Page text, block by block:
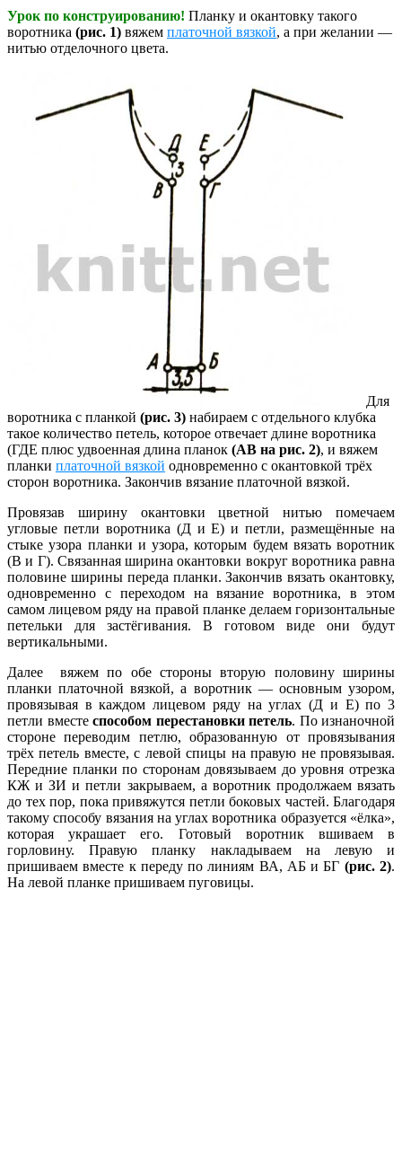
Урок по конструированию! Планку и окантовку такого
воротника (рис. 1) вяжем платочной вязкой, а при желании —
нитью отделочного цвета.
Для
воротника с планкой (рис. 3) набираем с отдельного клубка
такое количество петель, которое отвечает длине воротника
(ГДЕ плюс удвоенная длина планок (АВ на рис. 2), и вяжем
планки платочной вязкой одновременно с окантовкой трёх
сторон воротника. Закончив вязание платочной вязкой.
Провязав ширину окантовки цветной нитью помечаем
угловые петли воротника (Д и Е) и петли, размещённые на
стыке узора планки и узора, которым будем вязать воротник
(В и Г). Связанная ширина окантовки вокруг воротника равна
половине ширины переда планки. Закончив вязать окантовку,
одновременно с переходом на вязание воротника, в этом
самом лицевом ряду на правой планке делаем горизонтальные
петельки для застёгивания. В готовом виде они будут
вертикальными.
Далее вяжем по обе стороны вторую половину ширины
планки платочной вязкой, а воротник — основным узором,
провязывая в каждом лицевом ряду на углах (Д и Е) по 3
петли вместе способом перестановки петель. По изнаночной
стороне переводим петлю, образованную от провязывания
трёх петель вместе, с левой спицы на правую не провязывая.
Передние планки по сторонам довязываем до уровня отрезка
КЖ и ЗИ и петли закрываем, а воротник продолжаем вязать
до тех пор, пока привяжутся петли боковых частей. Благодаря
такому способу вязания на углах воротника образуется «ёлка»,
которая украшает его. Готовый воротник вшиваем в
горловину. Правую планку накладываем на левую и
пришиваем вместе к переду по линиям ВА, АБ и БГ (рис. 2).
На левой планке пришиваем пуговицы.